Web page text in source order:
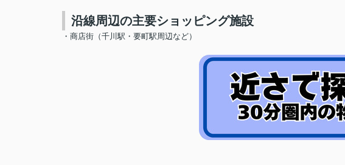
沿線周辺の主要ショッピング施設
・商店街（千川駅・要町駅周辺など）